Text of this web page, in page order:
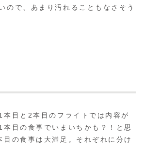
ので、あまり汚れることもなさそう
本目と2本目のフライトでは内容が
本目の食事でいまいちかも？！と思
目の食事は大満足。それぞれに分け